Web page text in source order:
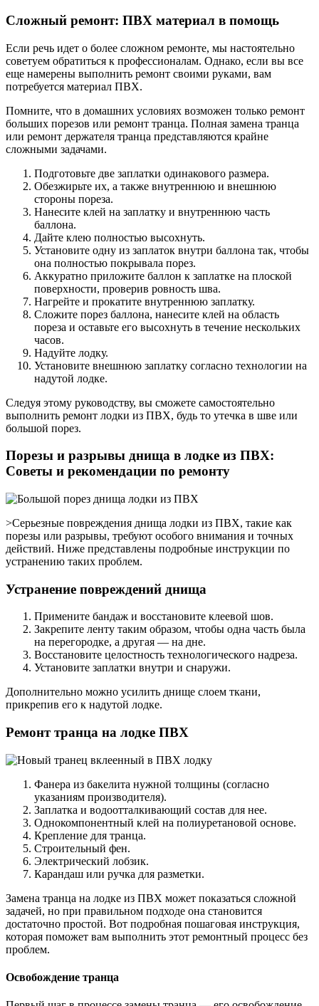
Сложный ремонт: ПВХ материал в помощь
Если речь идет о более сложном ремонте, мы настоятельно
советуем обратиться к профессионалам. Однако, если вы все
еще намерены выполнить ремонт своими руками, вам
потребуется материал ПВХ.
Помните, что в домашних условиях возможен только ремонт
больших порезов или ремонт транца. Полная замена транца
или ремонт держателя транца представляются крайне
сложными задачами.
Подготовьте две заплатки одинакового размера.
Обезжирьте их, а также внутреннюю и внешнюю
стороны пореза.
Нанесите клей на заплатку и внутреннюю часть
баллона.
Дайте клею полностью высохнуть.
Установите одну из заплаток внутри баллона так, чтобы
она полностью покрывала порез.
Аккуратно приложите баллон к заплатке на плоской
поверхности, проверив ровность шва.
Нагрейте и прокатите внутреннюю заплатку.
Сложите порез баллона, нанесите клей на область
пореза и оставьте его высохнуть в течение нескольких
часов.
Надуйте лодку.
Установите внешнюю заплатку согласно технологии на
надутой лодке.
Следуя этому руководству, вы сможете самостоятельно
выполнить ремонт лодки из ПВХ, будь то утечка в шве или
большой порез.
Порезы и разрывы днища в лодке из ПВХ:
Советы и рекомендации по ремонту
>Серьезные повреждения днища лодки из ПВХ, такие как
порезы или разрывы, требуют особого внимания и точных
действий. Ниже представлены подробные инструкции по
устранению таких проблем.
Устранение повреждений днища
Примените бандаж и восстановите клеевой шов.
Закрепите ленту таким образом, чтобы одна часть была
на перегородке, а другая — на дне.
Восстановите целостность технологического надреза.
Установите заплатки внутри и снаружи.
Дополнительно можно усилить днище слоем ткани,
прикрепив его к надутой лодке.
Ремонт транца на лодке ПВХ
Фанера из бакелита нужной толщины (согласно
указаниям производителя).
Заплатка и водоотталкивающий состав для нее.
Однокомпонентный клей на полиуретановой основе.
Крепление для транца.
Строительный фен.
Электрический лобзик.
Карандаш или ручка для разметки.
Замена транца на лодке из ПВХ может показаться сложной
задачей, но при правильном подходе она становится
достаточно простой. Вот подробная пошаговая инструкция,
которая поможет вам выполнить этот ремонтный процесс без
проблем.
Освобождение транца